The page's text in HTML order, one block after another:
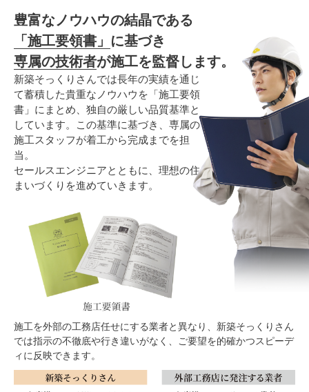
豊富なノウハウの結晶である
「施工要領書」 に基づき
専属の技術者が施工を監督します。
新築そっくりさんでは長年の実績を通じ
て蓄積した貴重なノウハウを「施工要領
書」にまとめ、独自の厳しい品質基準と
しています。この基準に基づき、専属の
施工スタッフが着工から完成までを担
当。
セールスエンジニアとともに、理想の住
まいづくりを進めていきます。
施工を外部の工務店任せにする業者と異なり、新築そっくりさん
では指示の不徹底や行き違いがなく、ご要望を的確かつスピーデ
ィに反映できます。